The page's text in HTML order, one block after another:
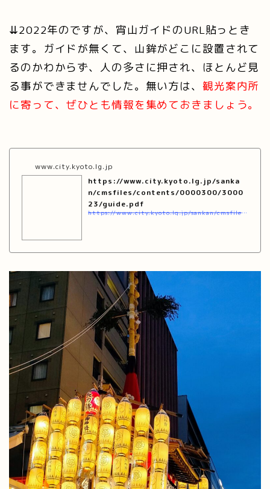
⇊2022年のですが、宵山ガイドのURL貼っとき
ます。ガイドが無くて、山鉾がどこに設置されて
るのかわからず、人の多さに押され、ほとんど見
る事ができませんでした。無い方は、 観光案内所
に寄って、ぜひとも情報を集めておきましょう。
www.city.kyoto.lg.jp
https://www.city.kyoto.lg.jp/sanka
n/cmsfiles/contents/0000300/3000
23/guide.pdf
https://www.city.kyoto.lg.jp/sankan/cmsfiles/contents/0000300/300023/guide.pdf